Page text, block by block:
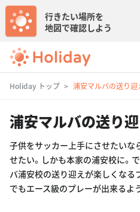
行きたい場所を
地図で確認しよう
Holiday トップ 浦安マルバの送り迎
浦安マルバの送り
子供をサッカー上手にさせたいな
せたい。しかも本家の浦安校に。
バ浦安校の送り迎えが楽しくなる
でもエース級のプレーが出来るよ